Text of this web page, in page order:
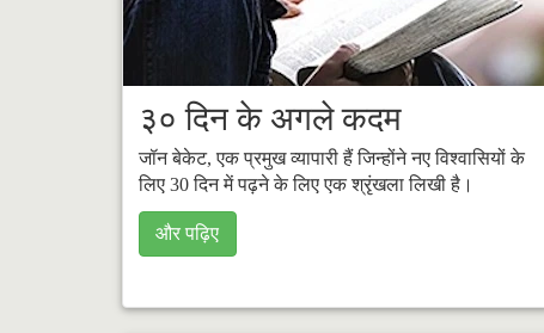
३० दिन के अगले कदम
जॉन बेकेट, एक प्रमुख व्यापारी हैं जिन्होंने नए विश्वासियों के
लिए 30 दिन में पढ़ने के लिए एक श्रृंखला लिखी है।
और पढ़िए